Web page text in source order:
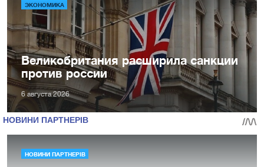
ЭКОНОМИКА
Великобритания расширила санкции
против россии
6 августа 2026